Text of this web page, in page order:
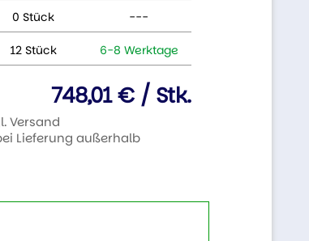
0 Stück ---
12 Stück 6-8 Werktage
748,01 € / Stk.
Versand
Lieferung außerhalb